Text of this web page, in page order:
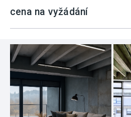
cena na vyžádání